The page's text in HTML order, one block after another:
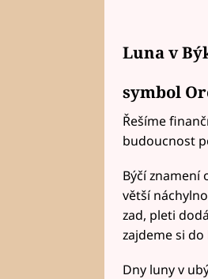
Luna v
symbol
Řešíme
budoucnost
Býčí znamení
větší
zad, pleti
zajdeme si
Dny luny v